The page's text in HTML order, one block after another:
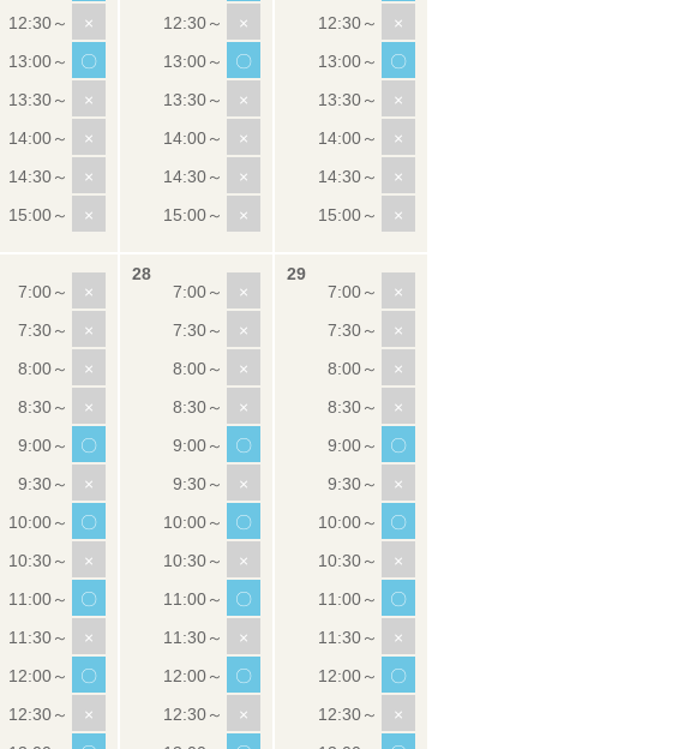
×
〇
×
×
×
×
×
〇
×
×
×
×
×
〇
×
×
×
×
×
×
×
×
〇
×
〇
×
〇
×
〇
×
×
×
×
×
〇
×
〇
×
〇
×
〇
×
×
×
×
×
〇
×
〇
×
〇
×
〇
×